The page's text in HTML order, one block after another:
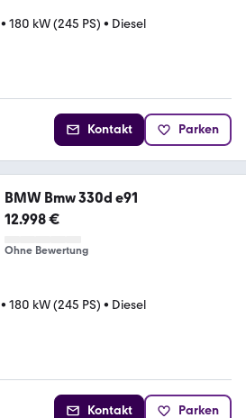
• 180 kW (245 PS) • Diesel
Kontakt Parken
BMW Bmw 330d e91
12.998 €
Ohne Bewertung
• 180 kW (245 PS) • Diesel
Kontakt Parken